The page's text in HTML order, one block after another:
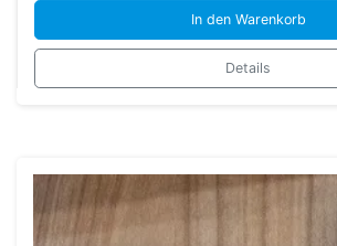
In den Warenkorb
Details